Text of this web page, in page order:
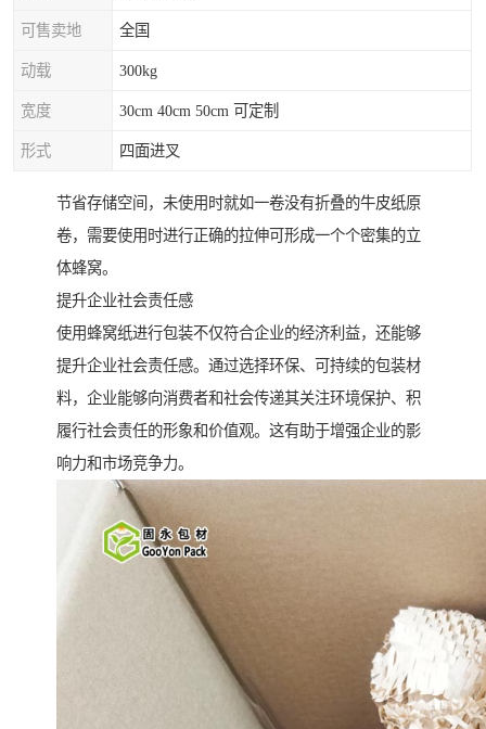
可售卖地 全国
动载 300kg
宽度 30cm 40cm 50cm 可定制
形式 四面进叉
节省存储空间，未使用时就如一卷没有折叠的牛皮纸原
卷，需要使用时进行正确的拉伸可形成一个个密集的立
体蜂窝。
提升企业社会责任感
使用蜂窝纸进行包装不仅符合企业的经济利益，还能够
提升企业社会责任感。通过选择环保、可持续的包装材
料，企业能够向消费者和社会传递其关注环境保护、积
履行社会责任的形象和价值观。这有助于增强企业的影
响力和市场竞争力。